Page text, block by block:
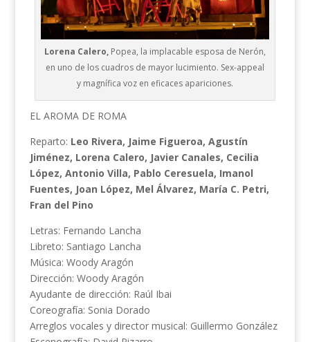
Lorena Calero,Popea, la implacable esposa de Nerón,
en uno de los cuadros de mayor lucimiento. Sex-appeal
y magnífica voz en eficaces apariciones.
EL AROMA DE ROMA
Reparto: Leo Rivera, Jaime Figueroa, Agustín
Jiménez, Lorena Calero, Javier Canales, Cecilia
López, Antonio Villa, Pablo Ceresuela, Imanol
Fuentes, Joan López, Mel Álvarez, María C. Petri,
Fran del Pino
Letras: Fernando Lancha
Libreto: Santiago Lancha
Música: Woody Aragón
Dirección: Woody Aragón
Ayudante de dirección: Raúl Ibai
Coreografía: Sonia Dorado
Arreglos vocales y director musical: Guillermo González